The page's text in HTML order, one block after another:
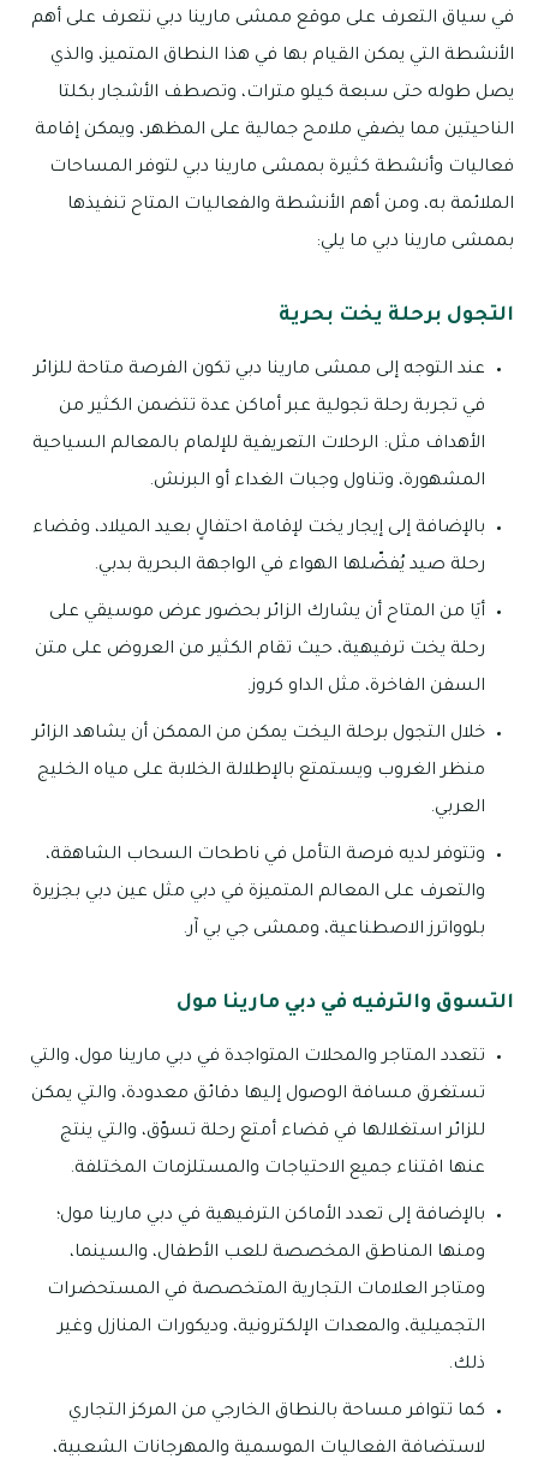
في سياق التعرف على موقع ممشى مارينا دبي نتعرف على أهم
الأنشطة التي يمكن القيام بها في هذا النطاق المتميز، والذي
يصل طوله حتى سبعة كيلو مترات، وتصطف الأشجار بكلتا
الناحيتين مما يضفي ملامح جمالية على المظهر، ويمكن إقامة
فعاليات وأنشطة كثيرة بممشى مارينا دبي لتوفر المساحات
الملائمة به، ومن أهم الأنشطة والفعاليات المتاح تنفيذها
بممشى مارينا دبي ما يلي:
التجول برحلة يخت بحرية
عند التوجه إلى ممشى مارينا دبي تكون الفرصة متاحة للزائر
في تجربة رحلة تجولية عبر أماكن عدة تتضمن الكثير من
الأهداف مثل: الرحلات التعريفية للإلمام بالمعالم السياحية
المشهورة، وتناول وجبات الغداء أو البرنش.
بالإضافة إلى إيجار يخت لإقامة احتفالٍ بعيد الميلاد، وقضاء
رحلة صيد يُفضّلها الهواء في الواجهة البحرية بدبي.
أيَا من المتاح أن يشارك الزائر بحضور عرض موسيقي على
رحلة يخت ترفيهية، حيث تقام الكثير من العروض على متن
السفن الفاخرة، مثل الداو كروز.
خلال التجول برحلة اليخت يمكن من الممكن أن يشاهد الزائر
منظر الغروب ويستمتع بالإطلالة الخلابة على مياه الخليج
العربي.
وتتوفر لديه فرصة التأمل في ناطحات السحاب الشاهقة،
والتعرف على المعالم المتميزة في دبي مثل عين دبي بجزيرة
بلوواترز الاصطناعية، وممشى جي بي آر.
التسوق والترفيه في دبي مارينا مول
تتعدد المتاجر والمحلات المتواجدة في دبي مارينا مول، والتي
تستغرق مسافة الوصول إليها دقائق معدودة، والتي يمكن
للزائر استغلالها في قضاء أمتع رحلة تسوّق، والتي ينتج
عنها اقتناء جميع الاحتياجات والمستلزمات المختلفة.
بالإضافة إلى تعدد الأماكن الترفيهية في دبي مارينا مول؛
ومنها المناطق المخصصة للعب الأطفال، والسينما،
ومتاجر العلامات التجارية المتخصصة في المستحضرات
التجميلية، والمعدات الإلكترونية، وديكورات المنازل وغير
ذلك.
كما تتوافر مساحة بالنطاق الخارجي من المركز التجاري
لاستضافة الفعاليات الموسمية والمهرجانات الشعبية،